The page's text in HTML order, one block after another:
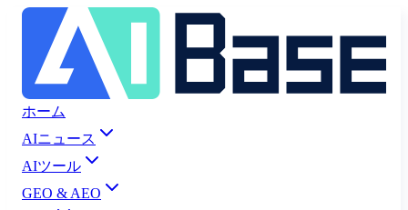
ホーム
AIニュース
AIツール
GEO & AEO